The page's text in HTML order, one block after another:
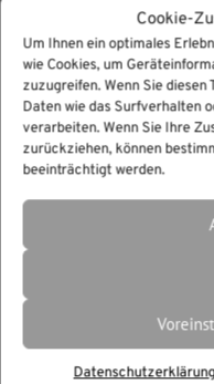
Cookie-
Um Ihnen ein optimales
wie Cookies, um
zuzugreifen. Wenn Sie
Daten wie das Surfverhalten
verarbeiten. Wenn Sie Ihre
zurückziehen, können
beeinträchtigt werden.